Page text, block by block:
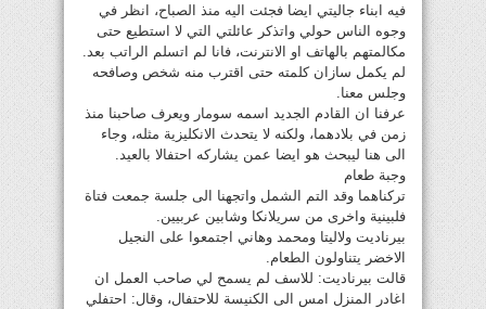
فيه ابناء جاليتي ايضا فجئت اليه منذ الصباح، انظر في
وجوه الناس حولي واتذكر عائلتي التي لا استطيع حتى
مكالمتهم بالهاتف او الانترنت، فانا لم اتسلم الراتب بعد.
لم يكمل سازان كلمته حتى اقترب منه شخص وصافحه
وجلس معنا.
عرفنا ان القادم الجديد اسمه سومار ويعرف صاحبنا منذ
زمن في بلادهما، ولكنه لا يتحدث الانكليزية مثله، وجاء
الى هنا ليبحث هو ايضا عمن يشاركه احتفالا بالعيد.
وجبة طعام
تركناهما وقد التم الشمل واتجهنا الى جلسة جمعت فتاة
فلبينية واخرى من سريلانكا وشابين عربيين.
بيرناديت ولاليتا ومحمد وهاني اجتمعوا على النجيل
الاخضر يتناولون الطعام.
قالت بيرناديت: للاسف لم يسمح لي صاحب العمل ان
اغادر المنزل امس الى الكنيسة للاحتفال، وقال: احتفلي